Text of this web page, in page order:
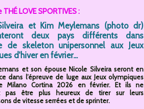
THÉ LOVE SPORTIVES :
et Kim Meylemans (photo dr)
deux pays différents dans
de skeleton unipersonnel aux Jeux
d'hiver en février...
et son épouse Nicole Silveira seront en
dans l’épreuve de luge aux Jeux olympiques
Milano Cortina 2026 en février. Et ils ne
pas être plus heureux de tirer sur leurs
de vitesse serrées et de sprinter.